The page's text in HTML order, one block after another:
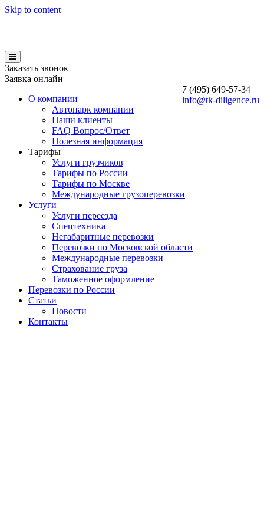
Skip to content
Заказать звонок
Заявка онлайн
7 (495) 649-57-34
info@tk-diligence.ru
О компании
Автопарк компании
Наши клиенты
FAQ Вопрос/Ответ
Полезная информация
Тарифы
Услуги грузчиков
Тарифы по России
Тарифы по Москве
Международные грузоперевозки
Услуги
Услуги переезда
Спецтехника
Негабаритные перевозки
Перевозки по Московской области
Международные перевозки
Страхование груза
Таможенное оформление
Перевозки по России
Статьи
Новости
Контакты